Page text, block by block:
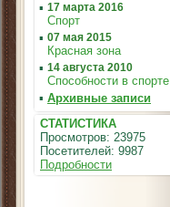
▪ 17 марта 2016
Спорт
▪ 07 мая 2015
Красная зона
▪ 14 августа 2010
Способности в спорте
▪ Архивные записи
СТАТИСТИКА
Просмотров: 23975
Посетителей: 9987
Подробности